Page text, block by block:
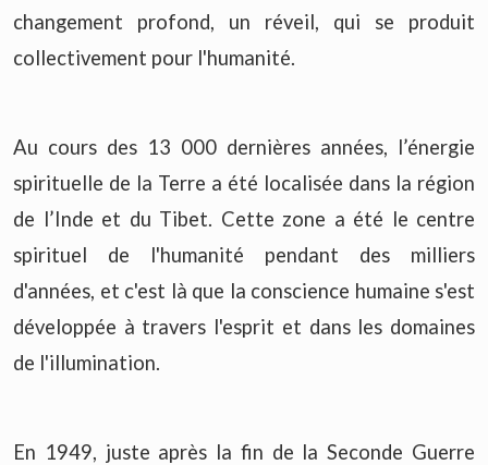
changement profond, un réveil, qui se produit
collectivement pour l'humanité.
Au cours des 13 000 dernières années, l’énergie
spirituelle de la Terre a été localisée dans la région
de l’Inde et du Tibet. Cette zone a été le centre
spirituel de l'humanité pendant des milliers
d'années, et c'est là que la conscience humaine s'est
développée à travers l'esprit et dans les domaines
de l'illumination.
En 1949, juste après la fin de la Seconde Guerre